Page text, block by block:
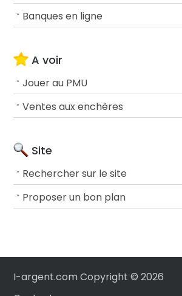
Banques en ligne
A voir
Jouer au PMU
Ventes aux enchères
Site
Rechercher sur le site
Proposer un bon plan
I-argent.com Copyright ©2026